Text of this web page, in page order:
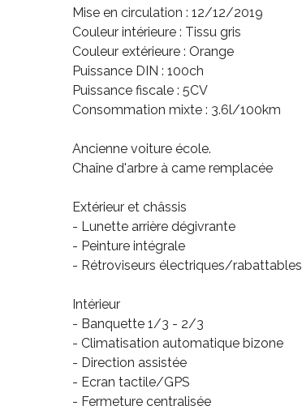
Mise en circulation : 12/12/2019
Couleur intérieure : Tissu gris
Couleur extérieure : Orange
Puissance DIN : 100ch
Puissance fiscale : 5CV
Consommation mixte : 3.6l/100km
Ancienne voiture école.
Chaîne d'arbre à came remplacée
Extérieur et châssis
- Lunette arrière dégivrante
- Peinture intégrale
- Rétroviseurs électriques/rabattables
Intérieur
- Banquette 1/3 - 2/3
- Climatisation automatique bizone
- Direction assistée
- Ecran tactile/GPS
- Fermeture centralisée